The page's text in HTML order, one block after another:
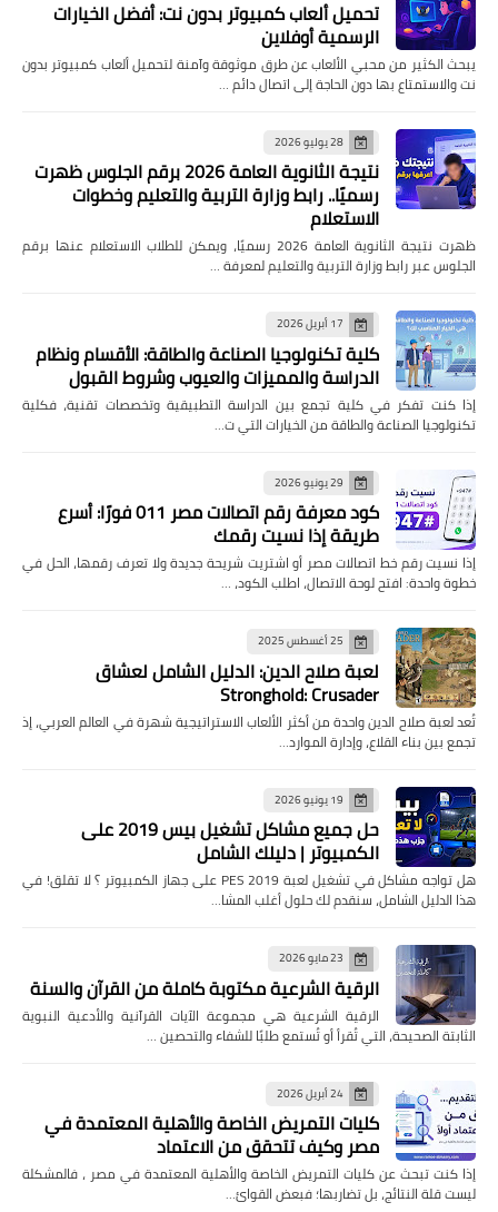
تحميل ألعاب كمبيوتر بدون نت: أفضل الخيارات
الرسمية أوفلاين
يبحث الكثير من محبي الألعاب عن طرق موثوقة وآمنة لتحميل ألعاب كمبيوتر بدون
نت والاستمتاع بها دون الحاجة إلى اتصال دائم …
28 يوليو 2026
نتيجة الثانوية العامة 2026 برقم الجلوس ظهرت
رسميًا.. رابط وزارة التربية والتعليم وخطوات
الاستعلام
ظهرت نتيجة الثانوية العامة 2026 رسميًا، ويمكن للطلاب الاستعلام عنها برقم
الجلوس عبر رابط وزارة التربية والتعليم لمعرفة …
17 أبريل 2026
كلية تكنولوجيا الصناعة والطاقة: الأقسام ونظام
الدراسة والمميزات والعيوب وشروط القبول
إذا كنت تفكر في كلية تجمع بين الدراسة التطبيقية وتخصصات تقنية، فكلية
تكنولوجيا الصناعة والطاقة من الخيارات التي ت…
29 يونيو 2026
كود معرفة رقم اتصالات مصر 011 فورًا: أسرع
طريقة إذا نسيت رقمك
إذا نسيت رقم خط اتصالات مصر أو اشتريت شريحة جديدة ولا تعرف رقمها، الحل في
خطوة واحدة: افتح لوحة الاتصال، اطلب الكود، …
25 أغسطس 2025
لعبة صلاح الدين: الدليل الشامل لعشاق
Stronghold: Crusader
تُعد لعبة صلاح الدين واحدة من أكثر الألعاب الاستراتيجية شهرة في العالم العربي، إذ
تجمع بين بناء القلاع، وإدارة الموارد…
19 يونيو 2026
حل جميع مشاكل تشغيل بيس 2019 على
الكمبيوتر | دليلك الشامل
هل تواجه مشاكل في تشغيل لعبة PES 2019 على جهاز الكمبيوتر ؟ لا تقلق! في
هذا الدليل الشامل، سنقدم لك حلول أغلب المشا…
23 مايو 2026
الرقية الشرعية مكتوبة كاملة من القرآن والسنة
الرقية الشرعية هي مجموعة الآيات القرآنية والأدعية النبوية
الثابتة الصحيحة، التي تُقرأ أو تُستمع طلبًا للشفاء والتحصين …
24 أبريل 2026
كليات التمريض الخاصة والأهلية المعتمدة في
مصر وكيف تتحقق من الاعتماد
إذا كنت تبحث عن كليات التمريض الخاصة والأهلية المعتمدة في مصر ، فالمشكلة
ليست قلة النتائج، بل تضاربها؛ فبعض القوائ…